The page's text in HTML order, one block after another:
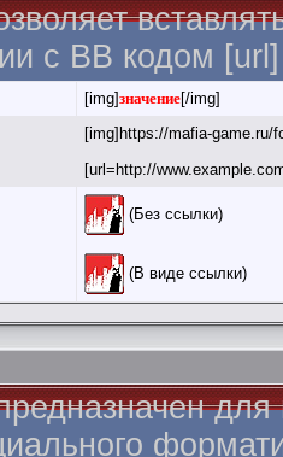
с BB кодом
[img]значение[/img]
[img]https://mafia-game.ru/
[url=http://
(Без ссылки)
(В виде ссылки)